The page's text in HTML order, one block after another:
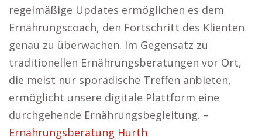
regelmäßige Updates ermöglichen es dem
Ernährungscoach, den Fortschritt des Klienten
genau zu überwachen. Im Gegensatz zu
traditionellen Ernährungsberatungen vor Ort,
die meist nur sporadische Treffen anbieten,
ermöglicht unsere digitale Plattform eine
durchgehende Ernährungsbegleitung. –
Ernährungsberatung Hürth